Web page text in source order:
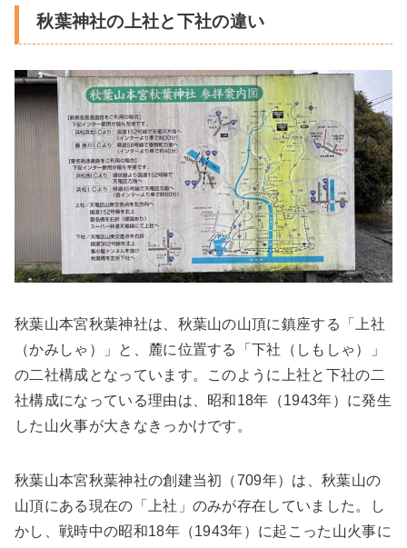
秋葉神社の上社と下社の違い
秋葉山本宮秋葉神社は、秋葉山の山頂に鎮座する「上社
（かみしゃ）」と、麓に位置する「下社（しもしゃ）」
の二社構成となっています。このように上社と下社の二
社構成になっている理由は、昭和18年（1943年）に発生
した山火事が大きなきっかけです。
秋葉山本宮秋葉神社の創建当初（709年）は、秋葉山の
山頂にある現在の「上社」のみが存在していました。し
かし、戦時中の昭和18年（1943年）に起こった山火事に